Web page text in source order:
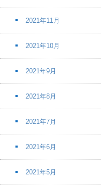
2021年11月
2021年10月
2021年9月
2021年8月
2021年7月
2021年6月
2021年5月